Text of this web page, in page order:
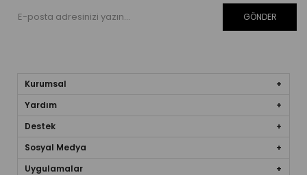
GÖNDER
Kurumsal
Yardım
Destek
Sosyal Medya
Uygulamalar